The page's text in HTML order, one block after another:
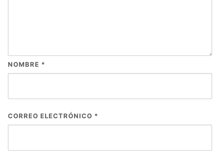
NOMBRE *
CORREO ELECTRÓNICO *